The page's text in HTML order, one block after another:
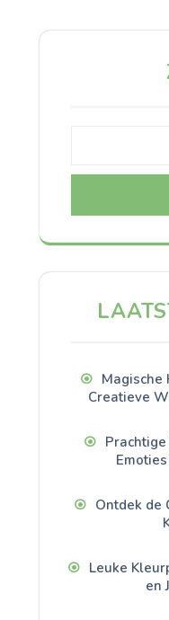
Magische
Creatieve
Ontdek de
Leuke
en